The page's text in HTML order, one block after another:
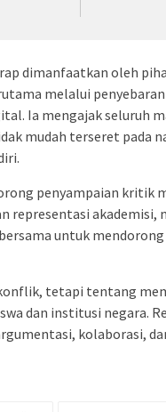
dimanfaatkan oleh
melalui penyebaran
Ia mengajak seluruh
mudah terseret pada
penyampaian kritik
representasi akademisi,
untuk
tetapi tentang
dan institusi negara.
kolaborasi,